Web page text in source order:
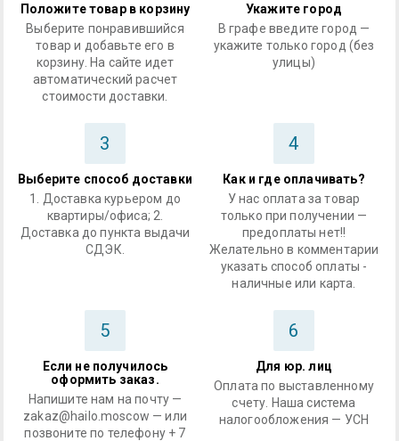
Положите товар в корзину
Выберите понравившийся
товар и добавьте его в
корзину. На сайте идет
автоматический расчет
стоимости доставки.
Укажите город
В графе введите город —
укажите только город (без
улицы)
3
Выберите способ доставки
1. Доставка курьером до
квартиры/офиса; 2.
Доставка до пункта выдачи
СДЭК.
4
Как и где оплачивать?
У нас оплата за товар
только при получении —
предоплаты нет!!
Желательно в комментарии
указать способ оплаты -
наличные или карта.
5
Если не получилось
оформить заказ.
Напишите нам на почту —
zakaz@hailo.moscow — или
позвоните по телефону + 7
6
Для юр. лиц
Оплата по выставленному
счету. Наша система
налогообложения — УСН